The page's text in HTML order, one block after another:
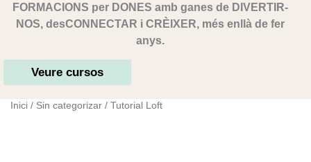
FORMACIONS per DONES amb ganes de DIVERTIR-
NOS, desCONNECTAR i CRÈIXER, més enllà de fer
anys.
Veure cursos
Inici / Sin categorizar / Tutorial Loft